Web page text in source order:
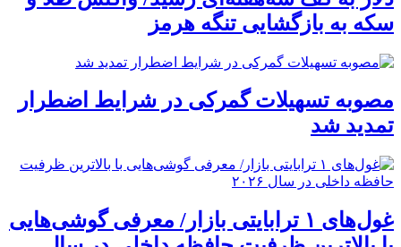
سکه به بازگشایی تنگه هرمز
مصوبه تسهیلات گمرکی در شرایط اضطرار
تمدید شد
غول‌های ۱ ترابایتی بازار/ معرفی گوشی‌هایی